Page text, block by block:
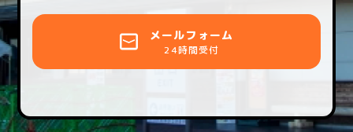
メールフォーム
24時間受付